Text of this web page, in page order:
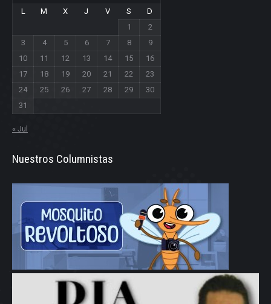
L
M X J V S
D
1
2
3
4 5 6 7 8
9
10
11 12 13 14 15
16
17
18 19 20 21 22
23
24
25 26 27 28 29
30
31
« Jul
Nuestros Columnistas